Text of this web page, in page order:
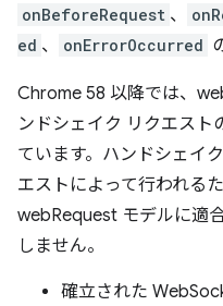
onBeforeRequest 、
ed 、 onErrorOccurred
Chrome 58 以降では、
ンドシェイク リクエスト
ています。ハンドシェイ
エストによって行われる
webRequest モデルに適
しません。
確立された